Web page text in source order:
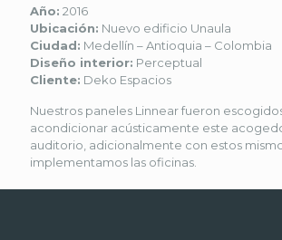
Año: 2016
Ubicación: Nuevo edificio Unaula
Ciudad: Medellín – Antioquia – Colombia
Diseño interior: Perceptual
Cliente: Deko Espacios
Nuestros paneles Linnear fueron
acondicionar acústicamente este
auditorio, adicionalmente con estos
implementamos las oficinas.